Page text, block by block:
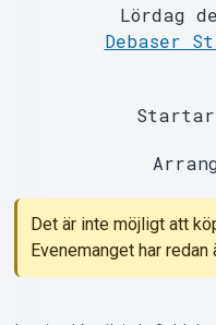
Lördag
Debaser
Det är inte möjligt att
Evenemanget har redan